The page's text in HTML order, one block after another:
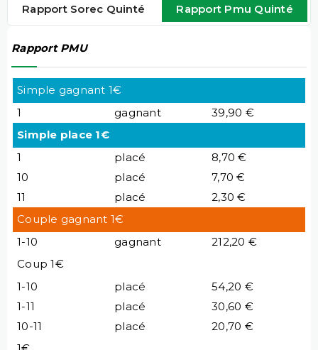
Rapport Sorec Quinté Rapport Pmu Quinté
Rapport PMU
Simple gagnant 1€
1
gagnant
39,90 €
Simple place 1€
1
placé
8,70 €
10
placé
7,70 €
11
placé
2,30 €
Couple gagnant 1€
1-10
gagnant
212,20 €
Coup 1€
1-10
placé
54,20 €
1-11
placé
30,60 €
10-11
placé
20,70 €